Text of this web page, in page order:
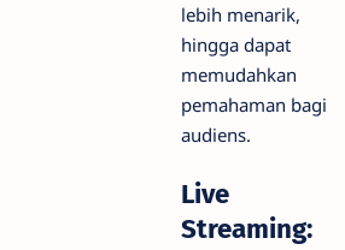
lebih menarik,
hingga dapat
memudahkan
pemahaman bagi
audiens.
Live
Streaming: